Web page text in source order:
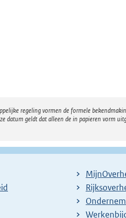
regeling vormen de formele
datum geldt dat alleen de in papieren vorm
E
x
t
E
x
E